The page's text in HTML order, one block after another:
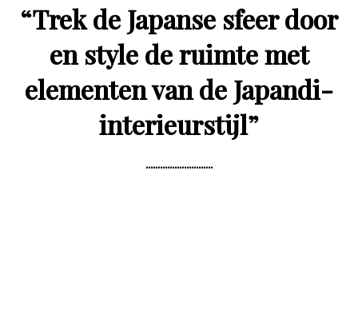
“Trek de Japanse sfeer door
en style de ruimte met
elementen van de Japandi-
interieurstijl”